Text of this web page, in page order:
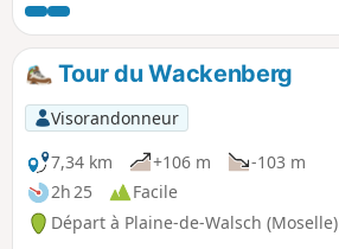
Tour du Wackenberg
Visorandonneur
7,34 km
+106 m
-103 m
2h 25
Facile
Départ à Plaine-de-Walsch (Moselle)